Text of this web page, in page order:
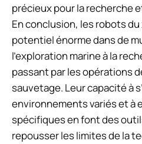
précieux pour la recherche
En conclusion, les robots
potentiel énorme dans de
l’exploration marine à la
passant par les opérations
sauvetage. Leur capacité à
environnements variés et à
spécifiques en font des
repousser les limites de la